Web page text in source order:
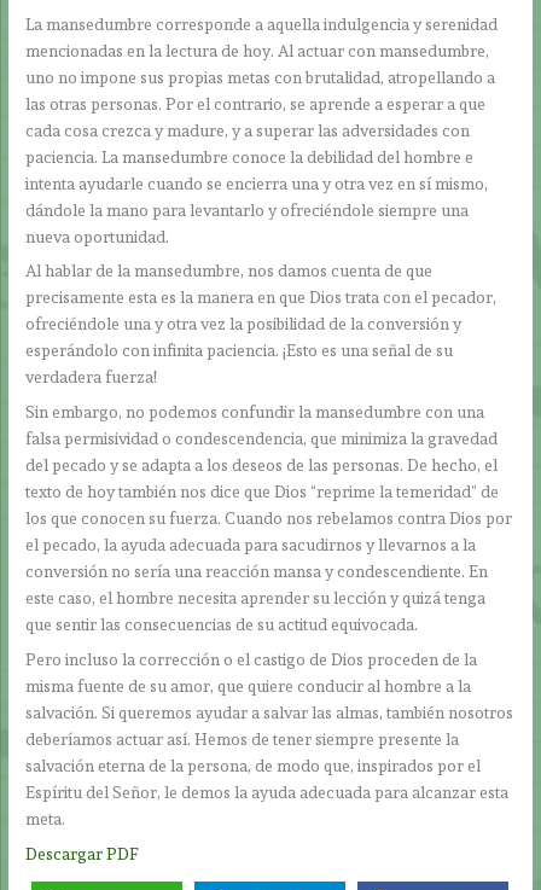
La mansedumbre corresponde a aquella indulgencia y serenidad
mencionadas en la lectura de hoy. Al actuar con mansedumbre,
uno no impone sus propias metas con brutalidad, atropellando a
las otras personas. Por el contrario, se aprende a esperar a que
cada cosa crezca y madure, y a superar las adversidades con
paciencia. La mansedumbre conoce la debilidad del hombre e
intenta ayudarle cuando se encierra una y otra vez en sí mismo,
dándole la mano para levantarlo y ofreciéndole siempre una
nueva oportunidad.
Al hablar de la mansedumbre, nos damos cuenta de que
precisamente esta es la manera en que Dios trata con el pecador,
ofreciéndole una y otra vez la posibilidad de la conversión y
esperándolo con infinita paciencia. ¡Esto es una señal de su
verdadera fuerza!
Sin embargo, no podemos confundir la mansedumbre con una
falsa permisividad o condescendencia, que minimiza la gravedad
del pecado y se adapta a los deseos de las personas. De hecho, el
texto de hoy también nos dice que Dios “reprime la temeridad” de
los que conocen su fuerza. Cuando nos rebelamos contra Dios por
el pecado, la ayuda adecuada para sacudirnos y llevarnos a la
conversión no sería una reacción mansa y condescendiente. En
este caso, el hombre necesita aprender su lección y quizá tenga
que sentir las consecuencias de su actitud equivocada.
Pero incluso la corrección o el castigo de Dios proceden de la
misma fuente de su amor, que quiere conducir al hombre a la
salvación. Si queremos ayudar a salvar las almas, también nosotros
deberíamos actuar así. Hemos de tener siempre presente la
salvación eterna de la persona, de modo que, inspirados por el
Espíritu del Señor, le demos la ayuda adecuada para alcanzar esta
meta.
Descargar PDF